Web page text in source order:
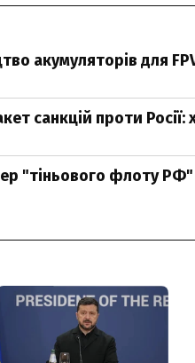
акумуляторів для
санкцій проти
"тіньового флоту РФ"